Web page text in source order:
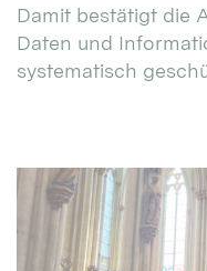
Damit bestätigt die
Daten und
systematisch